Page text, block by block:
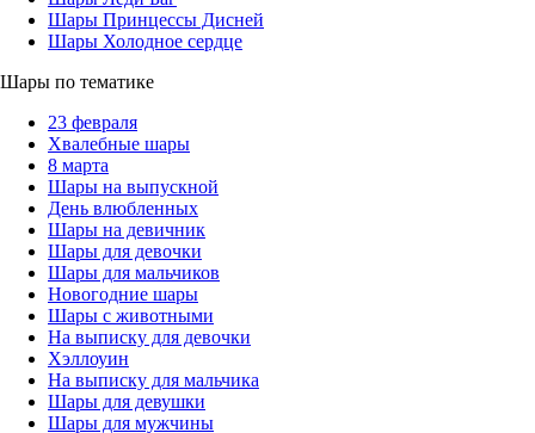
Шары Принцессы Дисней
Шары Холодное сердце
Шары по тематике
23 февраля
Хвалебные шары
8 марта
Шары на выпускной
День влюбленных
Шары на девичник
Шары для девочки
Шары для мальчиков
Новогодние шары
Шары с животными
На выписку для девочки
Хэллоуин
На выписку для мальчика
Шары для девушки
Шары для мужчины